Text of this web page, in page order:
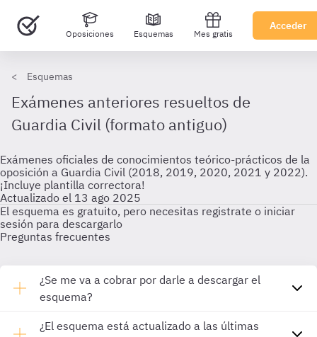
Oposiciones Esquemas Mes gratis
Acceder
Esquemas
Exámenes anteriores resueltos de
Guardia Civil (formato antiguo)
Exámenes oficiales de conocimientos teórico-prácticos de la
oposición a Guardia Civil (2018, 2019, 2020, 2021 y 2022).
¡Incluye plantilla correctora!
Actualizado el 13 ago 2025
El esquema es gratuito, pero necesitas registrate o iniciar
sesión para descargarlo
Preguntas frecuentes
¿Se me va a cobrar por darle a descargar el
esquema?
¿El esquema está actualizado a las últimas